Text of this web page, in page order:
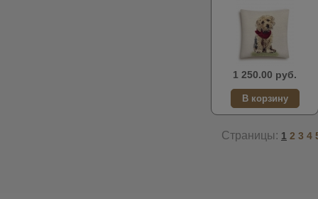
1 250.00 руб.
Страницы: 1 2 3 4